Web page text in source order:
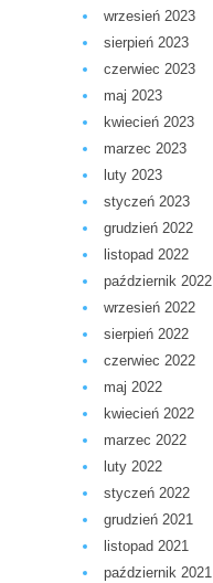
wrzesień 2023
sierpień 2023
czerwiec 2023
maj 2023
kwiecień 2023
marzec 2023
luty 2023
styczeń 2023
grudzień 2022
listopad 2022
październik 2022
wrzesień 2022
sierpień 2022
czerwiec 2022
maj 2022
kwiecień 2022
marzec 2022
luty 2022
styczeń 2022
grudzień 2021
listopad 2021
październik 2021